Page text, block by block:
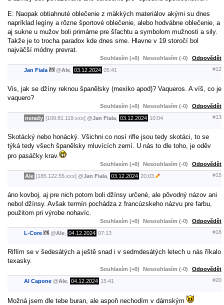
E: Naopak obtiahnuté oblečenie z mäkkých materiálov akými su dnes
napríklad legíny a rôzne športové oblečenie, alebo hodvábne oblečenie, a
aj sukne u mužov boli primárne pre šľachtu a symbolom mužnosti a sily.
Takže je to trocha paradox kde dnes sme. Hlavne v 19 storočí bol
najväčší módny prevrat.
Souhlasím (+0) Nesouhlasím (-0) Odpovědět
Jan Fiala @Ale 03.12.2024 05:41 #12
Vis, jak se džíny reknou španělsky (mexiko apod)? Vaqueros. A víš, co je
vaquero?
Souhlasím (+0) Nesouhlasím (-0) Odpovědět
nerady [109.81.119.xxx] @Jan Fiala 03.12.2024 10:04 #13
Skotácký nebo honácký. Všichni co nosí rifle jsou tedy skotáci, to se
týká tedy všech španělsky mluvících zemí. U nás to dle toho, je oděv
pro pasáčky krav.
Souhlasím (+0) Nesouhlasím (-0) Odpovědět
Ale [185.122.55.xxx] @Jan Fiala 03.12.2024 20:03 #15
áno kovboj, aj pre nich potom boli džínsy určené, ale pôvodný názov ani
nebol džínsy. Avšak termín pochádza z francúzskeho názvu pre farbu,
použitom pri výrobe nohavíc.
Souhlasím (+0) Nesouhlasím (-0) Odpovědět
L-Core @Ale 04.12.2024 07:13 #18
Riflím se v šedesátých a ještě snad i v sedmdesátých letech u nás říkalo
texasky.
Souhlasím (+0) Nesouhlasím (-0) Odpovědět
Al Capone @Ale 04.12.2024 15:41 #20
Možná jsem dle tebe buran, ale aspoň nechodím v dámským